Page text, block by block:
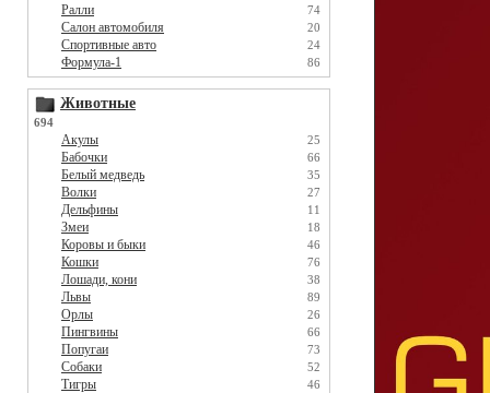
Ралли 74
Салон автомобиля 20
Спортивные авто 24
Формула-1 86
Животные
694
Акулы 25
Бабочки 66
Белый медведь 35
Волки 27
Дельфины 11
Змеи 18
Коровы и быки 46
Кошки 76
Лошади, кони 38
Львы 89
Орлы 26
Пингвины 66
Попугаи 73
Собаки 52
Тигры 46